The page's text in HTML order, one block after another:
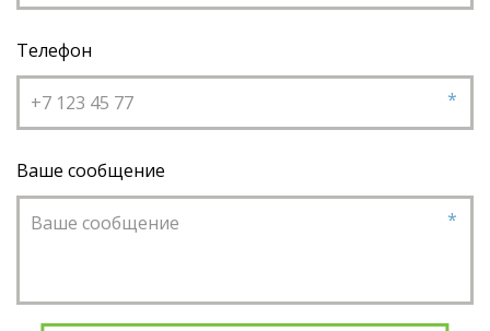
Телефон
*
Ваше сообщение
*